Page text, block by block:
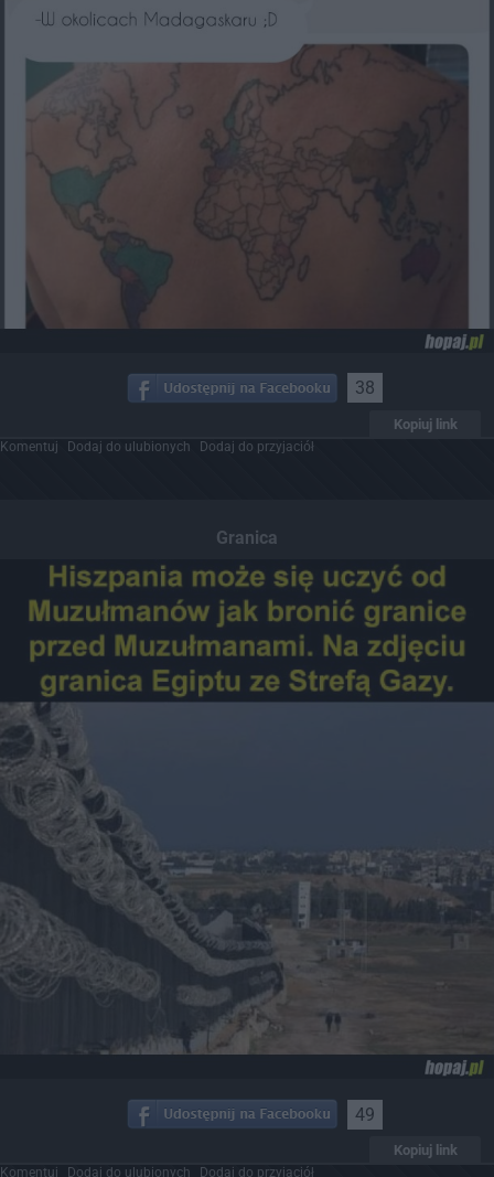
38
Kopiuj link
Komentuj Dodaj do ulubionych Dodaj do przyjaciół
Granica
49
Kopiuj link
Komentuj Dodaj do ulubionych Dodaj do przyjaciół